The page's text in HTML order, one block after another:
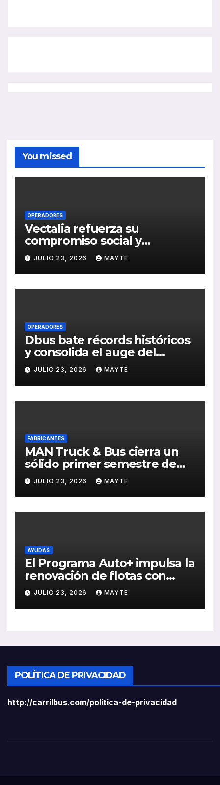
You missed
OPERADORES
Vectalia refuerza su
compromiso social y
medioambiental con la
publicación de su Memoria
de RSC 2025
JULIO 23, 2026 MAYTE
OPERADORES
Dbus bate récords históricos
y consolida el auge del
transporte público en San
Sebastián
JULIO 23, 2026 MAYTE
FABRICANTES
MAN Truck & Bus cierra un
sólido primer semestre de
2026 con crecimiento en
ventas, pedidos y
rentabilidad
JULIO 23, 2026 MAYTE
AYUDAS
El Programa Auto+ impulsa la
renovación de flotas con
ayudas a vehículos eléctricos
ligeros
JULIO 23, 2026 MAYTE
POLÍTICA DE PRIVACIDAD
http://carrilbus.com/politica-de-privacidad